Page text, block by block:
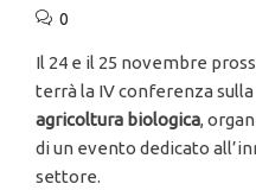
0
Il 24 e il 25 novembre
terrà la IV conferenza
agricoltura biologica,
di un evento dedicato
settore.